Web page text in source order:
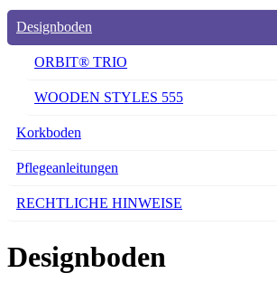
Designboden
ORBIT® TRIO
WOODEN STYLES 555
Korkboden
Pflegeanleitungen
RECHTLICHE HINWEISE
Designboden